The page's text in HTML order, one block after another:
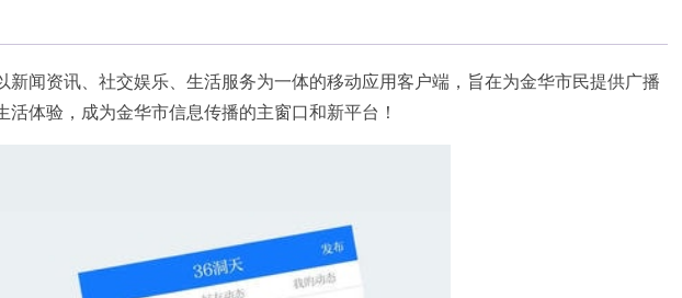
新闻资讯、社交娱乐、生活服务为一体的移动应用客户端，旨在为金华市民提供广播
体验，成为金华市信息传播的主窗口和新平台！